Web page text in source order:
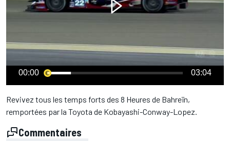
00:00 03:04
Revivez tous les temps forts des 8 Heures de Bahreïn,
remportées par la Toyota de Kobayashi-Conway-Lopez.
Commentaires